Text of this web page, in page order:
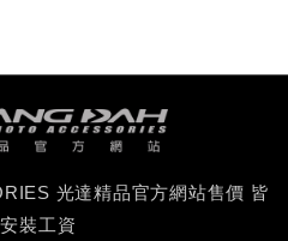
光達精品官方網站售價 皆
裝工資